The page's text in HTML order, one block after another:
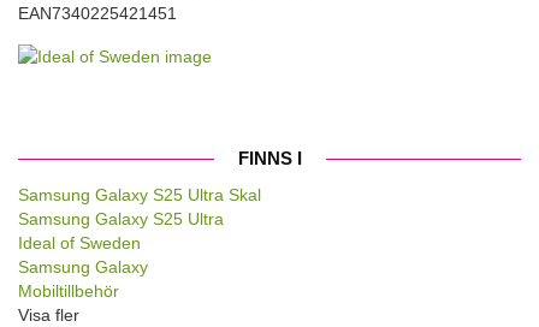
EAN7340225421451
FINNS I
Samsung Galaxy S25 Ultra Skal
Samsung Galaxy S25 Ultra
Ideal of Sweden
Samsung Galaxy
Mobiltillbehör
Visa fler